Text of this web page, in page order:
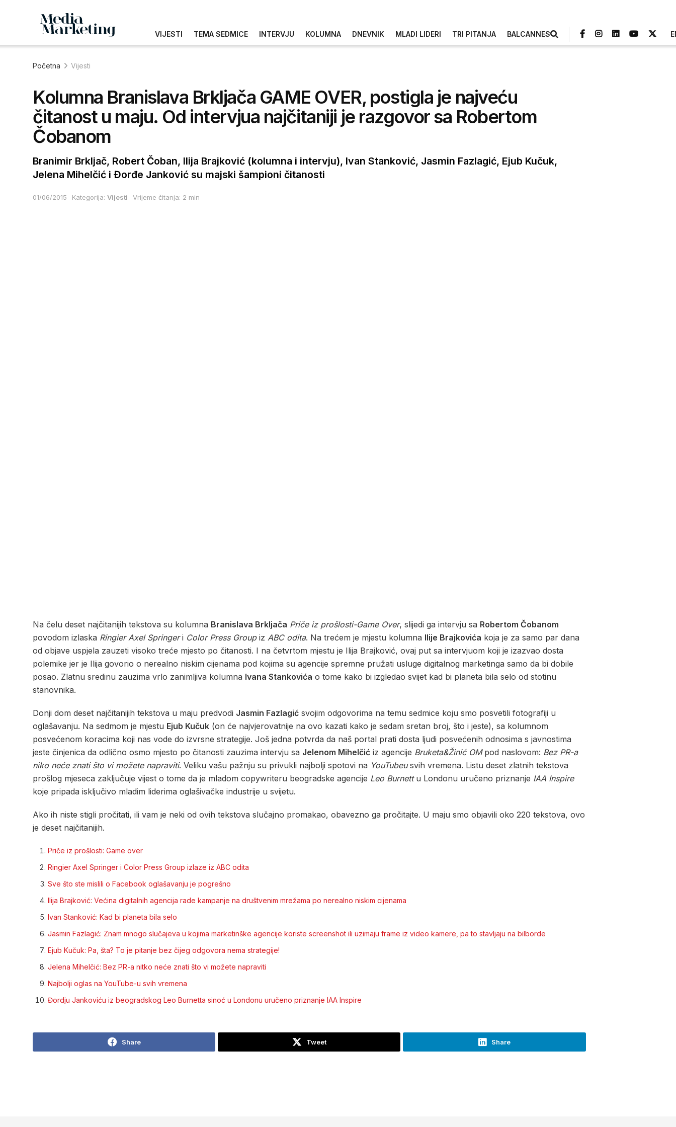
VIJESTI TEMA SEDMICE INTERVJU KOLUMNA DNEVNIK MLADI LIDERI TRI PITANJA BALCANNES
Početna Vijesti
Kolumna Branislava Brkljača GAME OVER, postigla je najveću
čitanost u maju. Od intervjua najčitaniji je razgovor sa Robertom
Čobanom
Branimir Brkljač, Robert Čoban, Ilija Brajković (kolumna i intervju), Ivan Stanković, Jasmin Fazlagić, Ejub Kučuk,
Jelena Mihelčić i Đorđe Janković su majski šampioni čitanosti
01/06/2015 Kategorija: Vijesti Vrijeme čitanja: 2 min
Na čelu deset najčitanijih tekstova su kolumna Branislava Brkljača Priče iz prošlosti-Game Over, slijedi ga intervju sa Robertom Čobanom
povodom izlaska Ringier Axel Springeri Color Press Groupiz ABC odita. Na trećem je mjestu kolumna Ilije Brajkovića koja je za samo par dana
od objave uspjela zauzeti visoko treće mjesto po čitanosti. I na četvrtom mjestu je Ilija Brajković, ovaj put sa intervjuom koji je izazvao dosta
polemike jer je Ilija govorio o nerealno niskim cijenama pod kojima su agencije spremne pružati usluge digitalnog marketinga samo da bi dobile
posao. Zlatnu sredinu zauzima vrlo zanimljiva kolumna Ivana Stankovića o tome kako bi izgledao svijet kad bi planeta bila selo od stotinu
stanovnika.
Donji dom deset najčitanijih tekstova u maju predvodi Jasmin Fazlagić svojim odgovorima na temu sedmice koju smo posvetili fotografiji u
oglašavanju. Na sedmom je mjestu Ejub Kučuk (on će najvjerovatnije na ovo kazati kako je sedam sretan broj, što i jeste), sa kolumnom
posvećenom koracima koji nas vode do izvrsne strategije. Još jedna potvrda da naš portal prati dosta ljudi posvećenih odnosima s javnostima
jeste činjenica da odlično osmo mjesto po čitanosti zauzima intervju sa Jelenom Mihelčić iz agencije Bruketa&Žinić OMpod naslovom: Bez PR-a
niko neće znati što vi možete napraviti. Veliku vašu pažnju su privukli najbolji spotovi na YouTubeusvih vremena. Listu deset zlatnih tekstova
prošlog mjeseca zaključuje vijest o tome da je mladom copywriteru beogradske agencije Leo Burnettu Londonu uručeno priznanje IAA Inspire
koje pripada isključivo mladim liderima oglašivačke industrije u svijetu.
Ako ih niste stigli pročitati, ili vam je neki od ovih tekstova slučajno promakao, obavezno ga pročitajte. U maju smo objavili oko 220 tekstova, ovo
je deset najčitanijih.
Priče iz prošlosti: Game over
Ringier Axel Springer i Color Press Group izlaze iz ABC odita
Sve što ste mislili o Facebook oglašavanju je pogrešno
Ilija Brajković: Većina digitalnih agencija rade kampanje na društvenim mrežama po nerealno niskim cijenama
Ivan Stanković: Kad bi planeta bila selo
Jasmin Fazlagić: Znam mnogo slučajeva u kojima marketinške agencije koriste screenshot ili uzimaju frame iz video kamere, pa to stavljaju na bilborde
Ejub Kučuk: Pa, šta? To je pitanje bez čijeg odgovora nema strategije!
Jelena Mihelčić: Bez PR-a nitko neće znati što vi možete napraviti
Najbolji oglas na YouTube-u svih vremena
Đordju Jankoviću iz beogradskog Leo Burnetta sinoć u Londonu uručeno priznanje IAA Inspire
Share Tweet Share